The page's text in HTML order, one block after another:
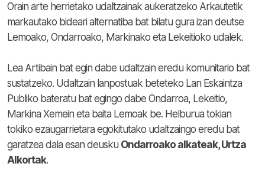
Orain arte herrietako udaltzainak aukeratzeko Arkautetik
markautako bideari alternatiba bat bilatu gura izan deutse
Lemoako, Ondarroako, Markinako eta Lekeitioko udalek.
Lea Artibain bat egin dabe udaltzain eredu komunitario bat
sustatzeko. Udaltzain lanpostuak beteteko Lan Eskaintza
Publiko bateratu bat egingo dabe Ondarroa, Lekeitio,
Markina Xemein eta baita Lemoak be. Helburua tokian
tokiko ezaugarrietara egokitutako udaltzaingo eredu bat
garatzea dala esan deusku Ondarroako alkateak, Urtza
Alkortak.